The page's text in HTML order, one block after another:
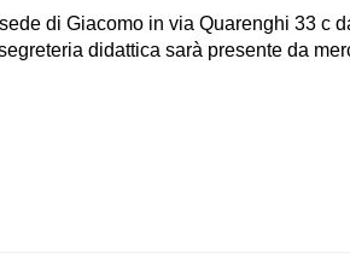
di Giacomo in via Quarenghi 33 c
didattica sarà presente da